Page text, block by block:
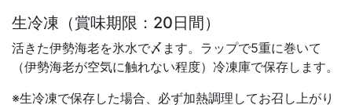
生冷凍（賞味期限：20日間）
活きた伊勢海老を氷水で〆ます。ラップで5重に巻いて
（伊勢海老が空気に触れない程度）冷凍庫で保存します。
※生冷凍で保存した場合、必ず加熱調理してお召し上がり